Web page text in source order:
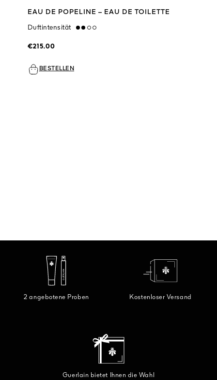
EAU DE POPELINE – EAU DE TOILETTE
Duftintensität medium
€215.00
BESTELLEN
2 angebotene Proben Kostenloser Versand
Guerlain bietet Ihnen die Wahl